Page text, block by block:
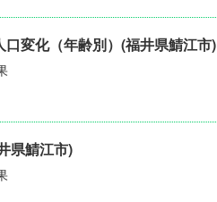
変化（年齢別）(福井県鯖江市)
県鯖江市)